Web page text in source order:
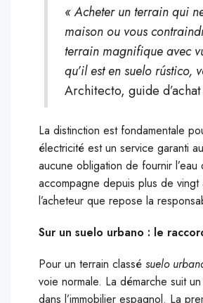
« Acheter un terrain qui
maison ou vous
terrain magnifique avec
qu’il est en suelo rústico,
Architecto, guide
La distinction est fondamentale
électricité est un service garanti
aucune obligation de fournir
accompagne depuis plus de vingt
l’acheteur que repose la
Sur un suelo urbano : le
Pour un terrain classé suelo
voie normale. La démarche suit
dans l’immobilier espagnol. La